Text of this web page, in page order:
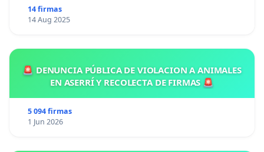
14 firmas
14 Aug 2025
🚨 DENUNCIA PÚBLICA DE VIOLACION A ANIMALES
EN ASERRÍ Y RECOLECTA DE FIRMAS 🚨
5 094 firmas
1 Jun 2026